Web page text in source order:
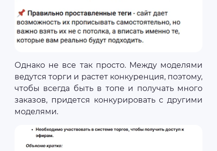
Однако не все так просто. Между моделями
ведутся торги и растет конкуренция, поэтому,
чтобы всегда быть в топе и получать много
заказов, придется конкурировать с другими
моделями.